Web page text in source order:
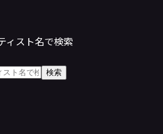
ィスト名で検索
検索